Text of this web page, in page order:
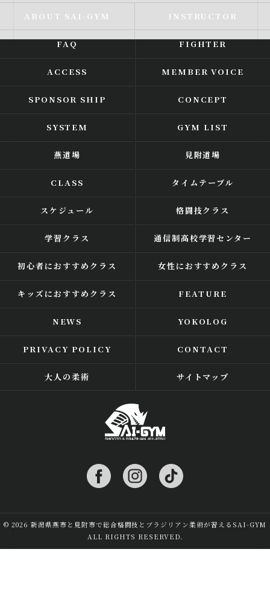
ABOUT SAI-GYM INSTRUCTOR
FAQ FIGHTER
ACCESS MEMBER VOICE
SPONSOR SHIP CONCEPT
SYSTEM GYM LIST
燕道場 見附道場
CLASS タイムテーブル
スケジュール 格闘技クラス
学習クラス 通信制高校学習センター
初心者におすすめクラス 女性におすすめクラス
キッズにおすすめクラス FEATURE
NEWS YOKOLOG
PRIVACY POLICY CONTACT
大人の柔術 サイトマップ
© 2026 新潟県燕市と見附市で総合格闘技とブラジリアン柔術が習えるSAI-GYM
ALL RIGHTS RESERVED.